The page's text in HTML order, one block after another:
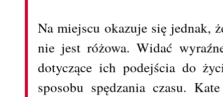
Na miejscu okazuje się jednak,
nie jest różowa. Widać
dotyczące ich podejścia do
sposobu spędzania czasu.